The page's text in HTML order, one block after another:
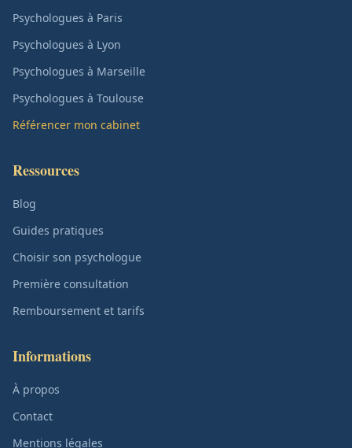
Psychologues à Paris
Psychologues à Lyon
Psychologues à Marseille
Psychologues à Toulouse
Référencer mon cabinet
Ressources
Blog
Guides pratiques
Choisir son psychologue
Première consultation
Remboursement et tarifs
Informations
À propos
Contact
Mentions légales